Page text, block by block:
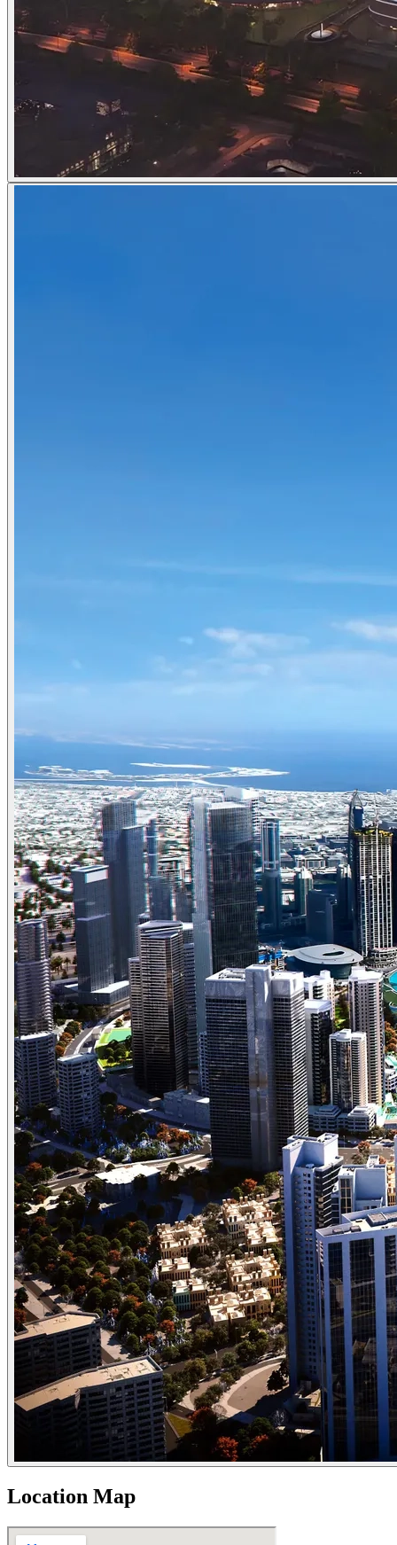
Location Map